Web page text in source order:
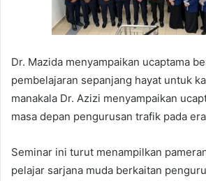
Dr. Mazida menyampaikan ucaptama
pembelajaran sepanjang hayat untuk
manakala Dr. Azizi menyampaikan
masa depan pengurusan trafik pada
Seminar ini turut menampilkan
pelajar sarjana muda berkaitan